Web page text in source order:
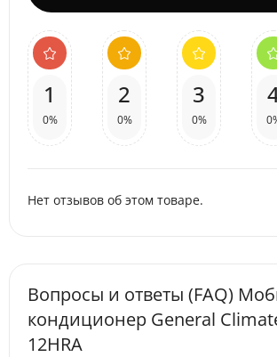
1
0%
2
0%
3
0%
Нет отзывов об этом товаре.
Вопросы и ответы (FAQ)
кондиционер General
12HRA